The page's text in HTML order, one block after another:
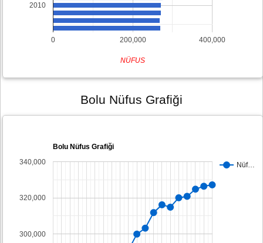
0 200,000 400,000
2010
NÜFUS
Bolu Nüfus Grafiği
Bolu Nüfus Grafiği
Nüf…
300,000
320,000
340,000